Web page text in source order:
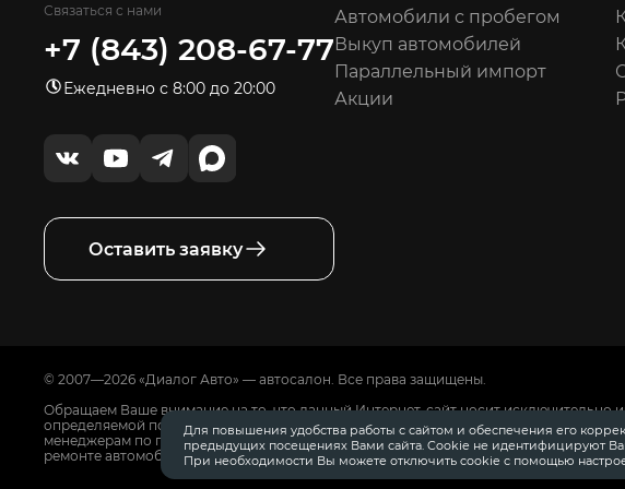
Связаться с нами
+7 (843) 208-67-77
Ежедневно с 8:00 до 20:00
Оставить заявку
Автомобили с пробегом
Выкуп автомобилей
Параллельный импорт
Акции
© 2007—2026 «Диалог Авто» — автосалон. Все права защищены.
Обращаем Ваше внимание на то, что данный Интернет-сайт носит исключительно
определяемой положениями Статьи 437 Гражданского Кодекса Российской
менеджерам по продажам автосалонов Диалог Авто. Для получения информации
ремонте автомобилей, запасных частях, дополнительном оборудовании,
Для повышения удобства работы с сайтом и обеспечения его
предыдущих посещениях Вами сайта. Cookie не идентифицируют
При необходимости Вы можете отключить cookie с помощью